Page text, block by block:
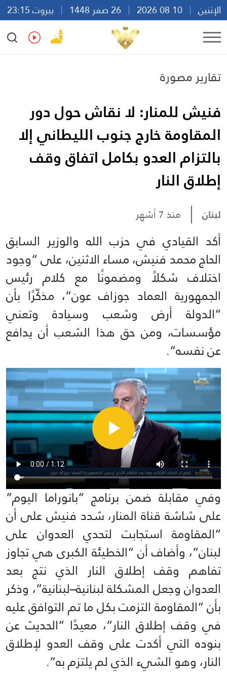
الإثنين
بيروت 23:15
Ar
En Fr Es
تقارير مصورة
فنيش للمنار: لا نقاش حول دور
المقاومة خارج جنوب الليطاني إلا
بالتزام العدو بكامل اتفاق وقف
إطلاق النار
لبنان منذ 7 أشهر
أكد القيادي في حزب الله والوزير السابق
الحاج محمد فنيش، مساء الاثنين، على “وجود
اختلاف شكلاً ومضمونًا مع كلام رئيس
الجمهورية العماد جوزاف عون”، مذكّرًا بأن
“الدولة أرض وشعب وسيادة وتعني
مؤسسات، ومن حق هذا الشعب أن يدافع
عن نفسه”.
وفي مقابلة ضمن برنامج “بانوراما اليوم”
على شاشة قناة المنار، شدد فنيش على أن
“المقاومة استجابت لتحدي العدوان على
لبنان”، وأضاف أن “الخطيئة الكبرى هي تجاوز
تفاهم وقف إطلاق النار الذي نتج بعد
العدوان وجعل المشكلة لبنانية–لبنانية”، وذكر
بأن “المقاومة التزمت بكل ما تم التوافق عليه
في وقف إطلاق النار”، معيدًا “الحديث عن
بنوده التي أكدت على وقف العدو لإطلاق
النار، وهو الشيء الذي لم يلتزم به”.